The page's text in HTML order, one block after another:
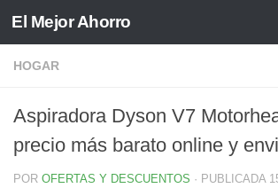
Saltar al contenido
El Mejor Ahorro
HOGAR
Aspiradora Dyson V7
precio más barato online y
POR OFERTAS Y DESCUENTOS · PUBLICADA